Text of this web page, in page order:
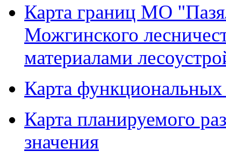
Карта границ МО
Можгинского
материалами
Карта функциональных
Карта планируемого
значения